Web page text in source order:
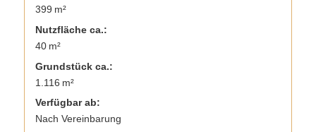
399 m²
Nutzfläche ca.:
40 m²
Grund­stück ca.:
1.116 m²
Verfügbar ab:
Nach Vereinbarung